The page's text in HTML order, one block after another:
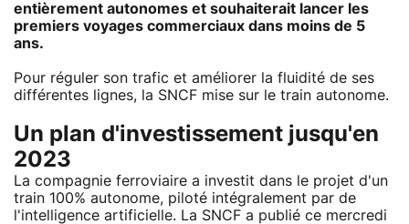
entièrement autonomes et souhaiterait lancer les
premiers voyages commerciaux dans moins de 5
ans.
Pour réguler son trafic et améliorer la fluidité de ses
différentes lignes, la SNCF mise sur le train autonome.
Un plan d'investissement jusqu'en
2023
La compagnie ferroviaire a investit dans le projet d'un
train 100% autonome, piloté intégralement par de
l'intelligence artificielle. La SNCF a publié ce mercredi